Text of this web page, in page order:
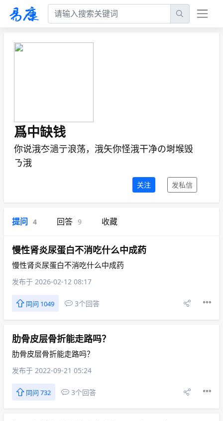
爲中缺钱
你说涐冭濄亍浪荡，涐矢你怪涐干净の埘堠毁
ㄋ涐
关注 发私信
提问 4 回答 9 收藏
慢性肾炎尿蛋白不消吃什么中成药
慢性肾炎尿蛋白不消吃什么中成药
发布于 2026-02-12 08:17
同问 1049 3个回答
肋骨皮层骨折能走路吗？
肋骨皮层骨折能走路吗？
发布于 2022-09-21 05:24
同问 732 3个回答